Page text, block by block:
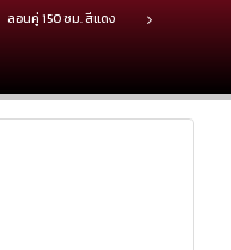
ลอนคู่ 150 ซม. สีแดง